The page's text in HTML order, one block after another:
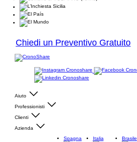
Chiedi un Preventivo Gratuito
Aiuto
Professionisti
Clienti
Azienda
Spagna
Italia Brasile